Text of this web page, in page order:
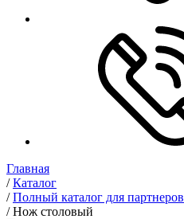
Главная
/Каталог
/Полный каталог для партнеров
/Нож столовый